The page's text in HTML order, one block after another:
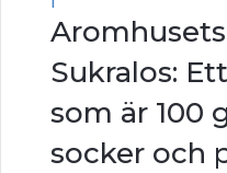
Sukralos:
som är 100
socker och